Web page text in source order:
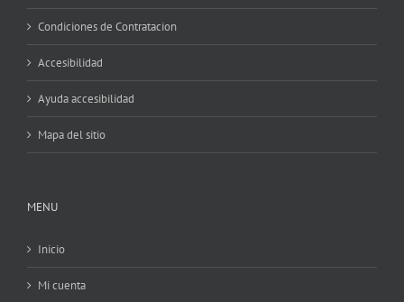
Condiciones de Contratacion
Accesibilidad
Ayuda accesibilidad
Mapa del sitio
MENU
Inicio
Mi cuenta